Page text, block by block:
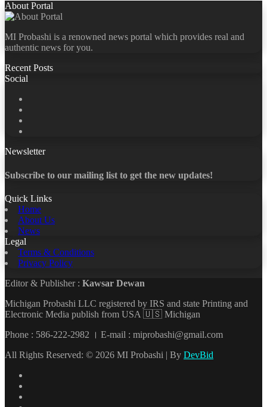
About Portal
MI Probashi is a renowned news portal which provides real and
authentic news for you.
Recent Posts
Social
Newsletter
Subscribe to our mailing list to get the new updates!
Quick Links
Home
About Us
News
Legal
Terms & Conditions
Privacy Policy
Editor & Publisher : Kawsar Dewan
Michigan Probashi LLC registered by IRS and state Printing and
Electronic Media publish from USA 🇺🇸 Michigan
Phone : 586-222-2982 । E-mail : miprobashi@gmail.com
All Rights Reserved: © 2026 MI Probashi | By DevBid